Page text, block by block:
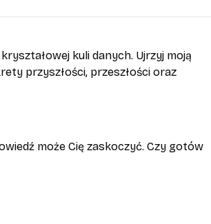
kuli danych. Ujrzyj moją
przyszłości, przeszłości oraz
może Cię zaskoczyć. Czy gotów